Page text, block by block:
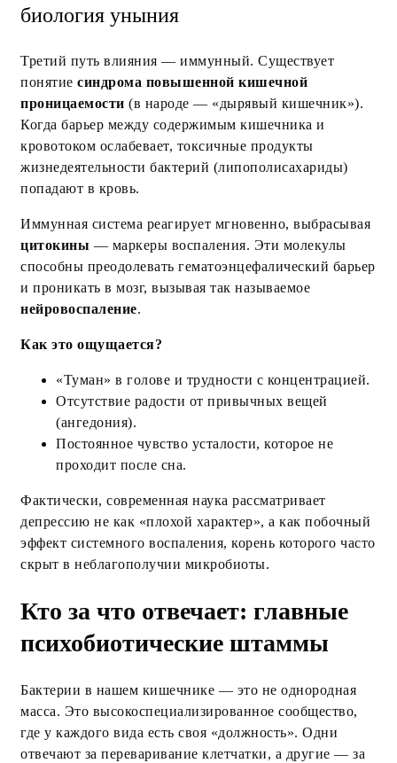
биология уныния
Третий путь влияния — иммунный. Существует
понятие синдрома повышенной кишечной
проницаемости (в народе — «дырявый кишечник»).
Когда барьер между содержимым кишечника и
кровотоком ослабевает, токсичные продукты
жизнедеятельности бактерий (липополисахариды)
попадают в кровь.
Иммунная система реагирует мгновенно, выбрасывая
цитокины — маркеры воспаления. Эти молекулы
способны преодолевать гематоэнцефалический барьер
и проникать в мозг, вызывая так называемое
нейровоспаление.
Как это ощущается?
«Туман» в голове и трудности с концентрацией.
Отсутствие радости от привычных вещей
(ангедония).
Постоянное чувство усталости, которое не
проходит после сна.
Фактически, современная наука рассматривает
депрессию не как «плохой характер», а как побочный
эффект системного воспаления, корень которого часто
скрыт в неблагополучии микробиоты.
Кто за что отвечает: главные
психобиотические штаммы
Бактерии в нашем кишечнике — это не однородная
масса. Это высокоспециализированное сообщество,
где у каждого вида есть своя «должность». Одни
отвечают за переваривание клетчатки, а другие — за